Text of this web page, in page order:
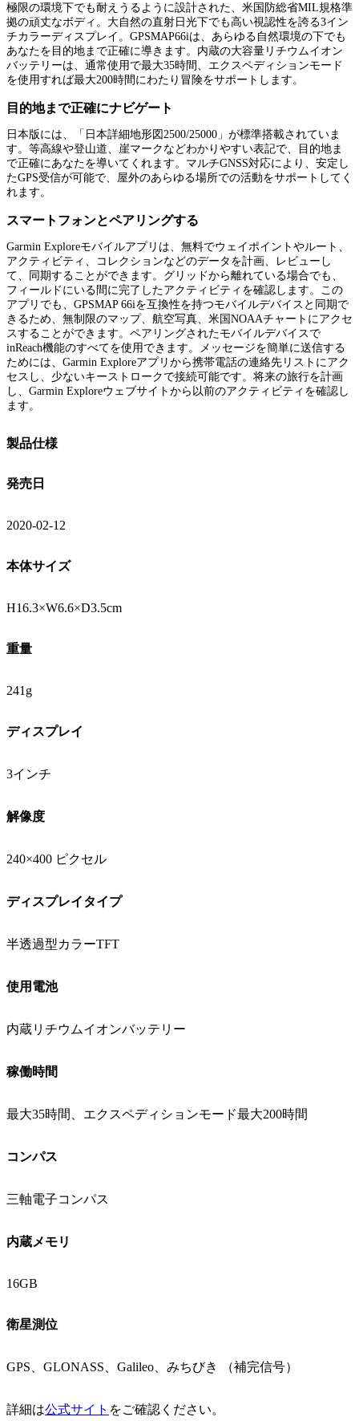
極限の環境下でも耐えうるように設計された、米国防総省MIL規格準
拠の頑丈なボディ。大自然の直射日光下でも高い視認性を誇る3イン
チカラーディスプレイ。GPSMAP66iは、あらゆる自然環境の下でも
あなたを目的地まで正確に導きます。内蔵の大容量リチウムイオン
バッテリーは、通常使用で最大35時間、エクスペディションモード
を使用すれば最大200時間にわたり冒険をサポートします。
目的地まで正確にナビゲート
日本版には、「日本詳細地形図2500/25000」が標準搭載されていま
す。等高線や登山道、崖マークなどわかりやすい表記で、目的地ま
で正確にあなたを導いてくれます。マルチGNSS対応により、安定し
たGPS受信が可能で、屋外のあらゆる場所での活動をサポートしてく
れます。
スマートフォンとペアリングする
Garmin Exploreモバイルアプリは、無料でウェイポイントやルート、
アクティビティ、コレクションなどのデータを計画、レビューし
て、同期することができます。グリッドから離れている場合でも、
フィールドにいる間に完了したアクティビティを確認します。この
アプリでも、GPSMAP 66iを互換性を持つモバイルデバイスと同期で
きるため、無制限のマップ、航空写真、米国NOAAチャートにアクセ
スすることができます。ペアリングされたモバイルデバイスで
inReach機能のすべてを使用できます。メッセージを簡単に送信する
ためには、Garmin Exploreアプリから携帯電話の連絡先リストにアク
セスし、少ないキーストロークで接続可能です。将来の旅行を計画
し、Garmin Exploreウェブサイトから以前のアクティビティを確認し
ます。
製品仕様
発売日
2020-02-12
本体サイズ
H16.3×W6.6×D3.5cm
重量
241g
ディスプレイ
3インチ
解像度
240×400 ピクセル
ディスプレイタイプ
半透過型カラーTFT
使用電池
内蔵リチウムイオンバッテリー
稼働時間
最大35時間、エクスペディションモード最大200時間
コンパス
三軸電子コンパス
内蔵メモリ
16GB
衛星測位
GPS、GLONASS、Galileo、みちびき （補完信号）
詳細は公式サイト をご確認ください。